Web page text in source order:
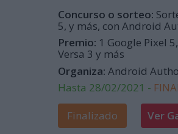
Concurso o sorteo:
5, y más, con Android
Premio: 1 Google Pixel
Versa 3 y más
Organiza: Android
Hasta 28/02/2021 -
Finalizado
Ver